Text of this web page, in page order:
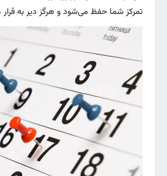
تمرکز شما حفظ می‌شود و هرگز دیر به